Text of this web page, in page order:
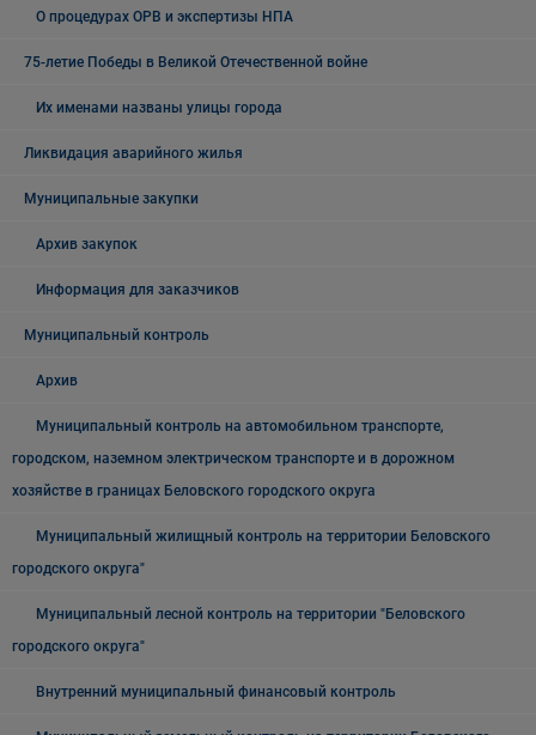
О процедурах ОРВ и экспертизы НПА
75-летие Победы в Великой Отечественной войне
Их именами названы улицы города
Ликвидация аварийного жилья
Муниципальные закупки
Архив закупок
Информация для заказчиков
Муниципальный контроль
Архив
Муниципальный контроль на автомобильном транспорте,
городском, наземном электрическом транспорте и в дорожном
хозяйстве в границах Беловского городского округа
Муниципальный жилищный контроль на территории Беловского
городского округа"
Муниципальный лесной контроль на территории "Беловского
городского округа"
Внутренний муниципальный финансовый контроль